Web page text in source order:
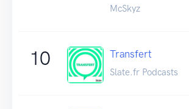
McSkyz
10 Transfert
Slate.fr Podcasts